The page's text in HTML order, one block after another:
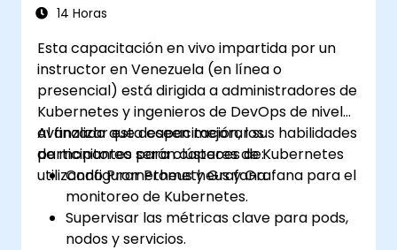
desarrollo.
14 Horas
Esta capacitación en vivo impartida por un
instructor en Venezuela (en línea o
presencial) está dirigida a administradores de
Kubernetes y ingenieros de DevOps de nivel
avanzado que deseen mejorar sus habilidades
de monitoreo para clústeres de Kubernetes
utilizando Prometheus y Grafana.
Al finalizar esta capacitación, los
participantes serán capaces de:
Configurar Prometheus y Grafana para el
monitoreo de Kubernetes.
Supervisar las métricas clave para pods,
nodos y servicios.